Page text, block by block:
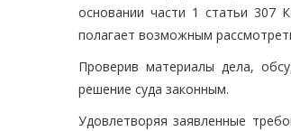
основании части 1 статьи 307
полагает возможным
Проверив материалы дела,
решение суда законным.
Удовлетворяя заявленные